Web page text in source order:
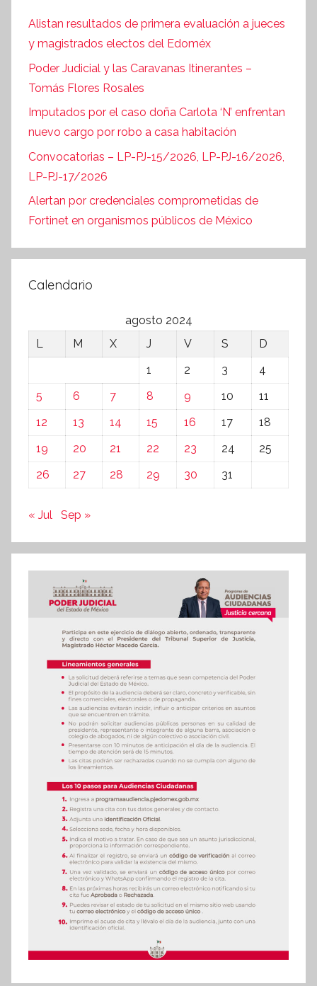
Alistan resultados de primera evaluación a jueces
y magistrados electos del Edoméx
Poder Judicial y las Caravanas Itinerantes –
Tomás Flores Rosales
Imputados por el caso doña Carlota ‘N’ enfrentan
nuevo cargo por robo a casa habitación
Convocatorias – LP-PJ-15/2026, LP-PJ-16/2026,
LP-PJ-17/2026
Alertan por credenciales comprometidas de
Fortinet en organismos públicos de México
Calendario
agosto 2024
L
M X J V S
D
1
2 3
4
5
6 7 8 9 10
11
12
13 14 15 16 17
18
19
20 21 22 23 24
25
26
27 28 29 30 31
« Jul Sep »